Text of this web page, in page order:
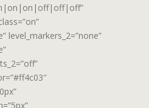
level_markers_2=”none”